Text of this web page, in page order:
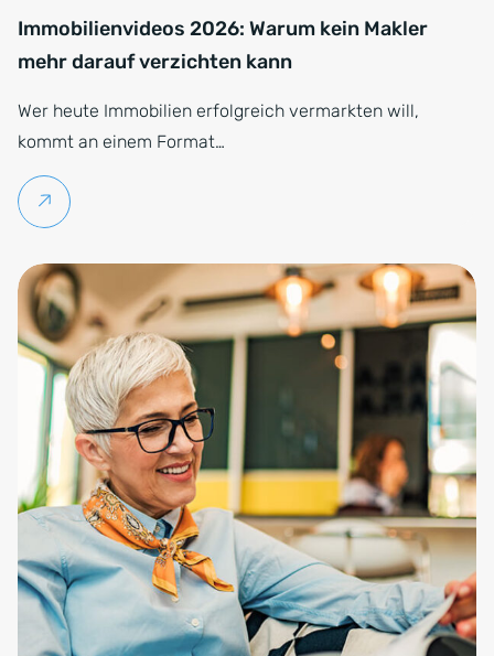
Immobilienvideos 2026: Warum kein Makler
mehr darauf verzichten kann
Wer heute Immobilien erfolgreich vermarkten will,
kommt an einem Format…
Weiterlesen